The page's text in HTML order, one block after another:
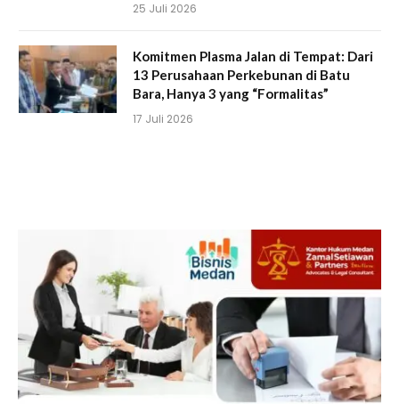
25 Juli 2026
Komitmen Plasma Jalan di Tempat: Dari
13 Perusahaan Perkebunan di Batu
Bara, Hanya 3 yang “Formalitas”
17 Juli 2026